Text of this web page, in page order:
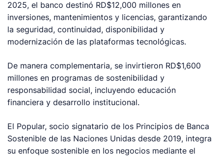
2025, el banco destinó RD$12,000 millones en
inversiones, mantenimientos y licencias, garantizando
la seguridad, continuidad, disponibilidad y
modernización de las plataformas tecnológicas.
De manera complementaria, se invirtieron RD$1,600
millones en programas de sostenibilidad y
responsabilidad social, incluyendo educación
financiera y desarrollo institucional.
El Popular, socio signatario de los Principios de Banca
Sostenible de las Naciones Unidas desde 2019, integra
su enfoque sostenible en los negocios mediante el